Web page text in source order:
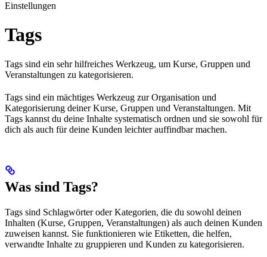
Einstellungen
Tags
Tags sind ein sehr hilfreiches Werkzeug, um Kurse, Gruppen und
Veranstaltungen zu kategorisieren.
Tags sind ein mächtiges Werkzeug zur Organisation und
Kategorisierung deiner Kurse, Gruppen und Veranstaltungen. Mit
Tags kannst du deine Inhalte systematisch ordnen und sie sowohl für
dich als auch für deine Kunden leichter auffindbar machen.
Was sind Tags?
Tags sind Schlagwörter oder Kategorien, die du sowohl deinen
Inhalten (Kurse, Gruppen, Veranstaltungen) als auch deinen Kunden
zuweisen kannst. Sie funktionieren wie Etiketten, die helfen,
verwandte Inhalte zu gruppieren und Kunden zu kategorisieren.